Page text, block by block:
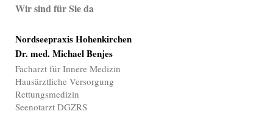
Wir sind für Sie da
Nordseepraxis Hohenkirchen
Dr. med. Michael Benjes
Facharzt für Innere Medizin
Hausärztliche Versorgung
Rettungsmedizin
Seenotarzt DGZRS